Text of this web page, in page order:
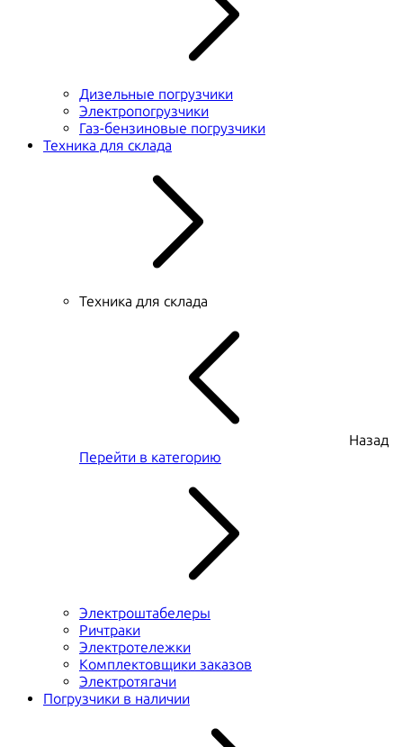
Дизельные погрузчики
Электропогрузчики
Газ-бензиновые погрузчики
Техника для склада
Техника для склада
Назад
Перейти в категорию
Электроштабелеры
Ричтраки
Электротележки
Комплектовщики заказов
Электротягачи
Погрузчики в наличии